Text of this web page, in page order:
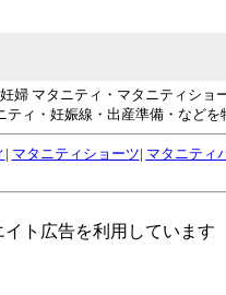
マタニティ・マタニティシ
ィ・妊娠線・出産準備・などを
| マタニティショーツ| マタニティ
ト広告を利用しています